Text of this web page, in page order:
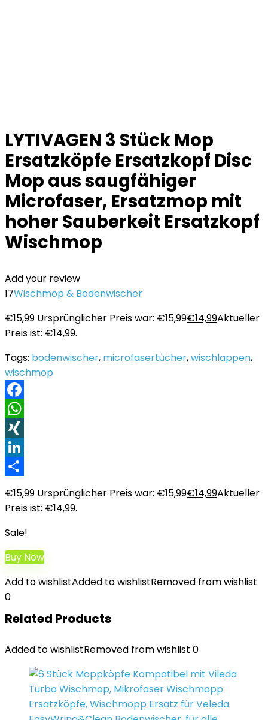
LYTIVAGEN 3 Stück Mop
Ersatzköpfe Ersatzkopf Disc
Mop aus saugfähiger
Microfaser, Ersatzmop mit
hoher Sauberkeit Ersatzkopf
Wischmop
Add your review
17Wischmop & Bodenwischer
€15,99 Ursprünglicher Preis war: €15,99€14,99Aktueller
Preis ist: €14,99.
Tags: bodenwischer, microfasertücher,wischlappen,
wischmop
Facebook
WhatsApp
XING
LinkedIn
€15,99 Ursprünglicher Preis war: €15,99€14,99Aktueller
Preis ist: €14,99.
Sale!
Buy Now
Add to wishlistAdded to wishlistRemoved from wishlist
0
Related Products
Added to wishlistRemoved from wishlist 0